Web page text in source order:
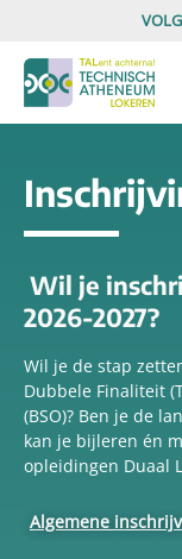
Wil je
2026-2027?
Wil je de stap
Dubbele Finaliteit
(BSO)? Ben je de
kan je bijleren én
opleidingen Duaal
Algemene